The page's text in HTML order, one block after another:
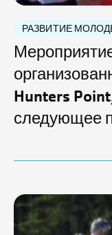
РАЗВИТИЕ
Hunters
следующее